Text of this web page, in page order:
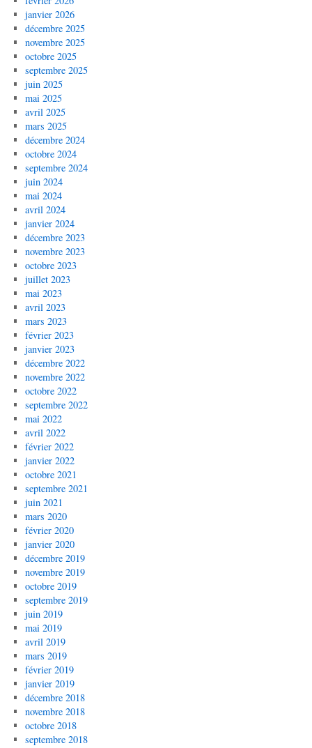
janvier 2026
décembre 2025
novembre 2025
octobre 2025
septembre 2025
juin 2025
mai 2025
avril 2025
mars 2025
décembre 2024
octobre 2024
septembre 2024
juin 2024
mai 2024
avril 2024
janvier 2024
décembre 2023
novembre 2023
octobre 2023
juillet 2023
mai 2023
avril 2023
mars 2023
février 2023
janvier 2023
décembre 2022
novembre 2022
octobre 2022
septembre 2022
mai 2022
avril 2022
février 2022
janvier 2022
octobre 2021
septembre 2021
juin 2021
mars 2020
février 2020
janvier 2020
décembre 2019
novembre 2019
octobre 2019
septembre 2019
juin 2019
mai 2019
avril 2019
mars 2019
février 2019
janvier 2019
décembre 2018
novembre 2018
octobre 2018
septembre 2018